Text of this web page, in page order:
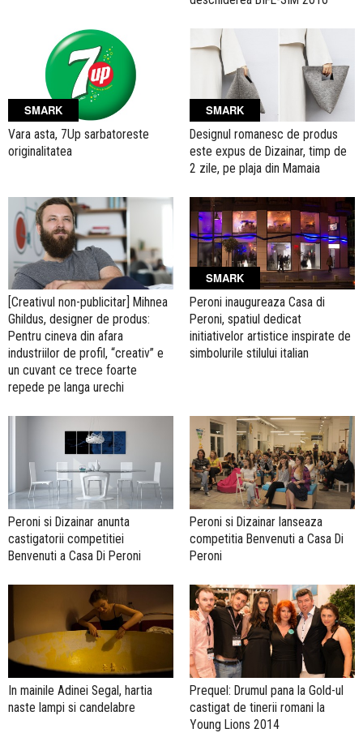
SMARK
Vara asta, 7Up sarbatoreste
originalitatea
SMARK
Designul romanesc de produs
este expus de Dizainar, timp de
2 zile, pe plaja din Mamaia
[Creativul non-publicitar] Mihnea
Ghildus, designer de produs:
Pentru cineva din afara
industriilor de profil, “creativ” e
un cuvant ce trece foarte
repede pe langa urechi
SMARK
Peroni inaugureaza Casa di
Peroni, spatiul dedicat
initiativelor artistice inspirate de
simbolurile stilului italian
Peroni si Dizainar anunta
castigatorii competitiei
Benvenuti a Casa Di Peroni
Peroni si Dizainar lanseaza
competitia Benvenuti a Casa Di
Peroni
In mainile Adinei Segal, hartia
naste lampi si candelabre
Prequel: Drumul pana la Gold-ul
castigat de tinerii romani la
Young Lions 2014